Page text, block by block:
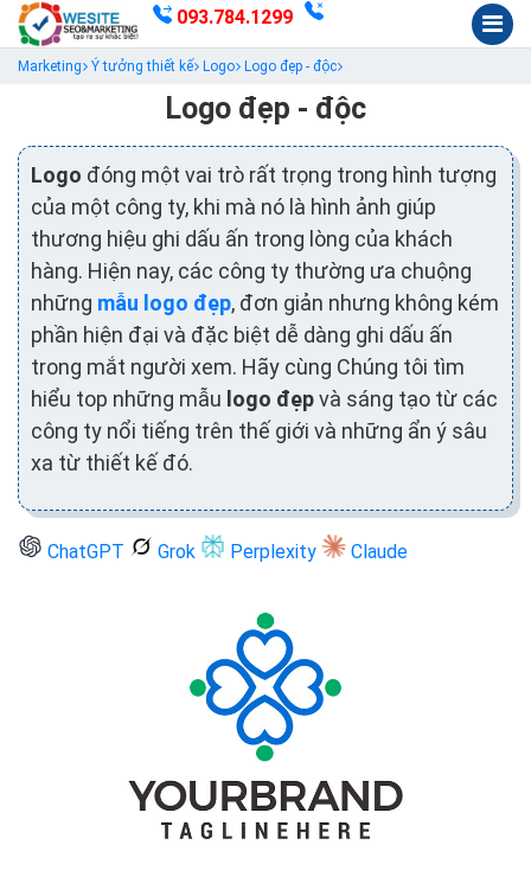
093.784.1299
Marketing Ý tưởng thiết kế Logo Logo đẹp - độc
Logo đẹp - độc
Logo đóng một vai trò rất trọng trong hình tượng
của một công ty, khi mà nó là hình ảnh giúp
thương hiệu ghi dấu ấn trong lòng của khách
hàng. Hiện nay, các công ty thường ưa chuộng
những mẫu logo đẹp, đơn giản nhưng không kém
phần hiện đại và đặc biệt dễ dàng ghi dấu ấn
trong mắt người xem. Hãy cùng Chúng tôi tìm
hiểu top những mẫu logo đẹpvà sáng tạo từ các
công ty nổi tiếng trên thế giới và những ẩn ý sâu
xa từ thiết kế đó.
ChatGPT Grok Perplexity Claude